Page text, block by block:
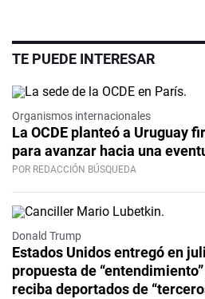
TE PUEDE INTERESAR
Organismos internacionales
La OCDE planteó a Uruguay
para avanzar hacia una
POR REDACCIÓN BÚSQUEDA
Donald Trump
Estados Unidos entregó en
propuesta de
reciba deportados de